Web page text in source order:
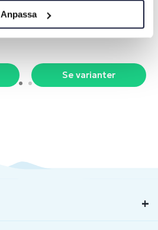
Anpassa
Art nr: V900464
Från 219 kr
Se varianter